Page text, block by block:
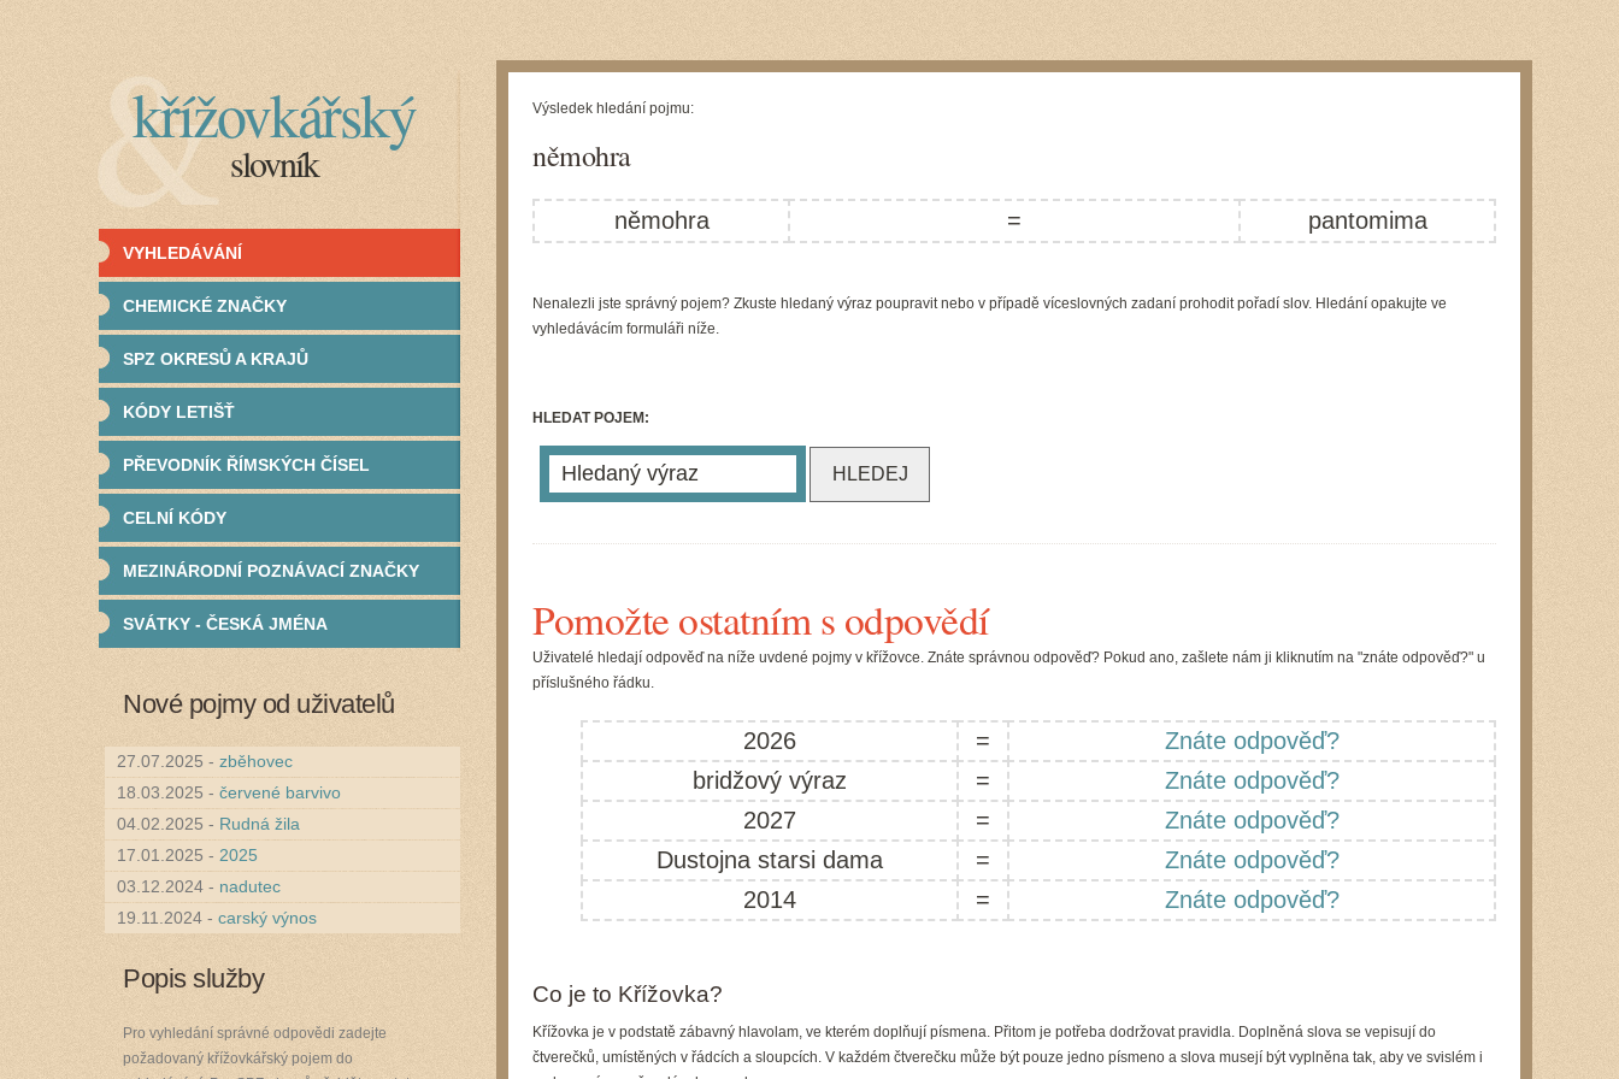
Výsledek hledání pojmu:
němohra
němohra = pantomima
Nenalezli jste správný pojem? Zkuste hledaný výraz poupravit nebo v případě víceslovných zadaní prohodit pořadí slov. Hledání opakujte ve
vyhledávácím formuláři níže.
HLEDAT POJEM:
Pomožte ostatním s odpovědí
Uživatelé hledají odpověď na níže uvdené pojmy v křížovce. Znáte správnou odpověď? Pokud ano, zašlete nám ji kliknutím na "znáte odpověď?" u
příslušného řádku.
2026 =
Znáte odpověď?
bridžový výraz
=
Znáte odpověď?
2027
=
Znáte odpověď?
Dustojna starsi dama
=
Znáte odpověď?
2014
= Znáte odpověď?
Co je to Křížovka?
Křížovka je v podstatě zábavný hlavolam, ve kterém doplňují písmena. Přitom je potřeba dodržovat pravidla. Doplněná slova se vepisují do
čtverečků, umístěných v řádcích a sloupcích. V každém čtverečku může být pouze jedno písmeno a slova musejí být vyplněna tak, aby ve svislém i
křížovkářský
slovník
VYHLEDÁVÁNÍ
CHEMICKÉ ZNAČKY
SPZ OKRESŮ A KRAJŮ
KÓDY LETIŠŤ
PŘEVODNÍK ŘÍMSKÝCH ČÍSEL
CELNÍ KÓDY
MEZINÁRODNÍ POZNÁVACÍ ZNAČKY
SVÁTKY - ČESKÁ JMÉNA
Nové pojmy od uživatelů
27.07.2025 - zběhovec
18.03.2025 - červené barvivo
04.02.2025 - Rudná žila
17.01.2025 - 2025
03.12.2024 - nadutec
19.11.2024 - carský výnos
Popis služby
Pro vyhledání správné odpovědi zadejte
požadovaný křížovkářský pojem do